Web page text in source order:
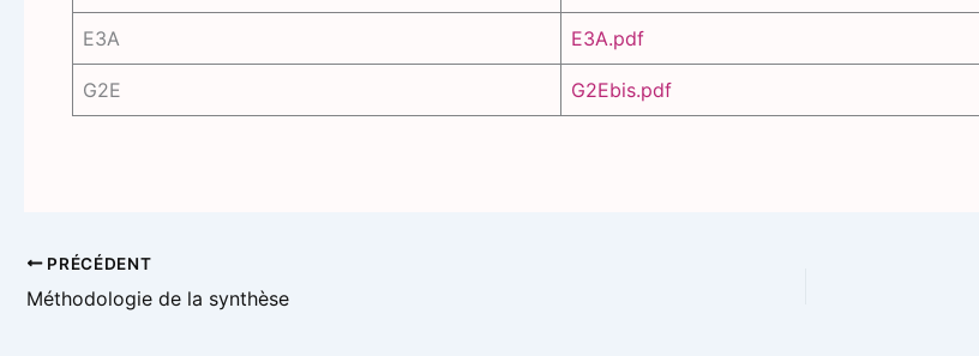
E3A E3A.pdf
G2E G2Ebis.pdf
PRÉCÉDENT
Méthodologie de la synthèse